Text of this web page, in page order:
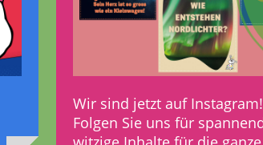
Wir sind jetzt auf
Folgen Sie uns für